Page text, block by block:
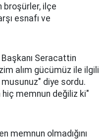
broşürler, ilçe
esnafı ve
Seracattin
alım gücümüz ile ilgili
diye sordu.
memnun değiliz ki"
memnun olmadığını